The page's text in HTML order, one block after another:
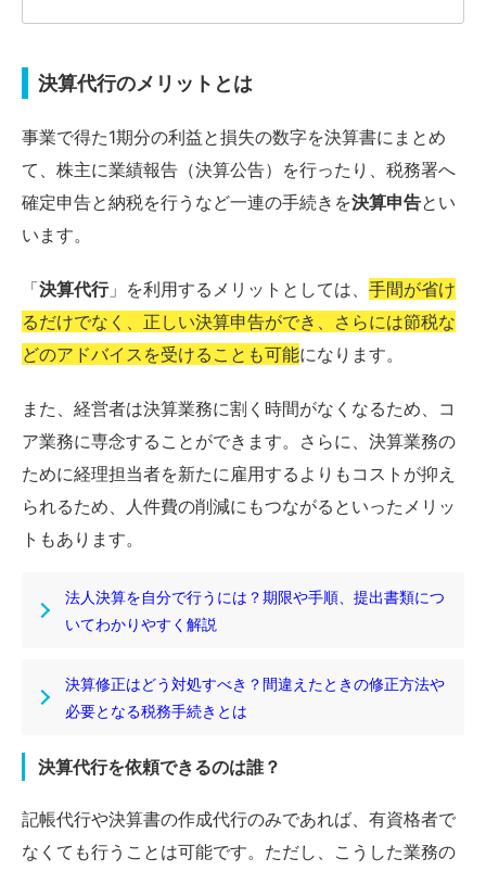
決算代行のメリットとは
事業で得た1期分の利益と損失の数字を決算書にまとめ
て、株主に業績報告（決算公告）を行ったり、税務署へ
確定申告と納税を行うなど一連の手続きを決算申告とい
います。
「決算代行」を利用するメリットとしては、 手間が省け
るだけでなく、正しい決算申告ができ、さらには節税な
どのアドバイスを受けることも可能になります。
また、経営者は決算業務に割く時間がなくなるため、コ
ア業務に専念することができます。さらに、決算業務の
ために経理担当者を新たに雇用するよりもコストが抑え
られるため、人件費の削減にもつながるといったメリッ
トもあります。
法人決算を自分で行うには？期限や手順、提出書類につ
いてわかりやすく解説
決算修正はどう対処すべき？間違えたときの修正方法や
必要となる税務手続きとは
決算代行を依頼できるのは誰？
記帳代行や決算書の作成代行のみであれば、有資格者で
なくても行うことは可能です。ただし、こうした業務の